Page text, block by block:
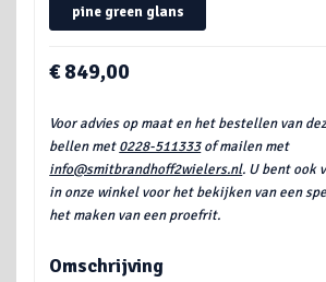
pine green glans
€ 849,00
Voor advies op maat en het bestellen van
bellen met0228-511333of mailen met
info@smitbrandhoff2wielers.nl. U bent ook
in onze winkel voor het bekijken van een
het maken van een proefrit.
Omschrijving